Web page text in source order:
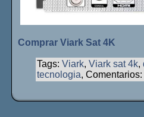
Comprar Viark Sat 4K
Tags: Viark, Viark sat 4k,
tecnologia, Comentarios: